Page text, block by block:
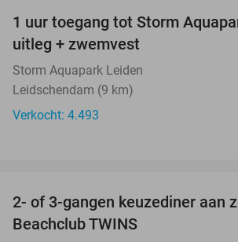
1 uur toegang tot Storm
uitleg + zwemvest
Storm Aquapark Leiden
Leidschendam (9 km)
Verkocht: 4.493
2- of 3-gangen keuzediner aan
Beachclub TWINS